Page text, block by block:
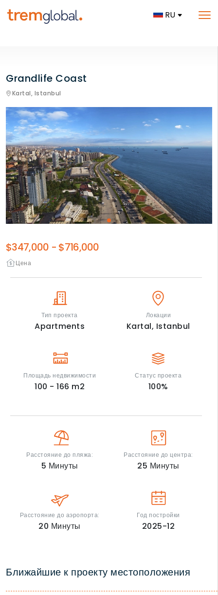
RU
Grandlife Coast
Kartal, Istanbul
Цена
$347,000 - $716,000
Тип проекта
Apartments
Локации
Kartal, Istanbul
Площадь недвижимости
100 - 166 m2
Статус проекта
100%
Расстояние до пляжа:
5 Минуты
Расстояние до центра:
25 Минуты
Расстояние до аэропорта:
20 Минуты
Год постройки
2025-12
Ближайшие к проекту местоположения